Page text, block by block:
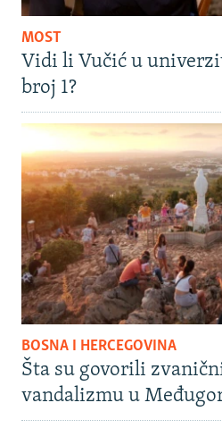
MOST
Vidi li Vučić u
broj 1?
BOSNA I HERCEGOVINA
Šta su govorili
vandalizmu u